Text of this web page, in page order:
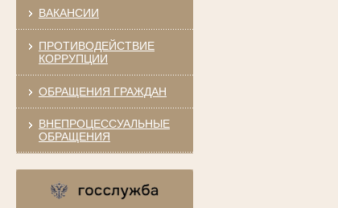
ВАКАНСИИ
ПРОТИВОДЕЙСТВИЕ
КОРРУПЦИИ
ОБРАЩЕНИЯ ГРАЖДАН
ВНЕПРОЦЕССУАЛЬНЫЕ
ОБРАЩЕНИЯ